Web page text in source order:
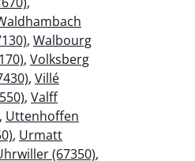
, Walbourg
, Volksberg
, Villé
, Valff
, Uttenhoffen
, Urmatt
(67350),